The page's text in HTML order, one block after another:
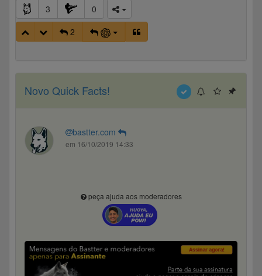
3
0
2
Novo Quick Facts!
bastter.com
em 16/10/2019 14:33
peça ajuda aos moderadores